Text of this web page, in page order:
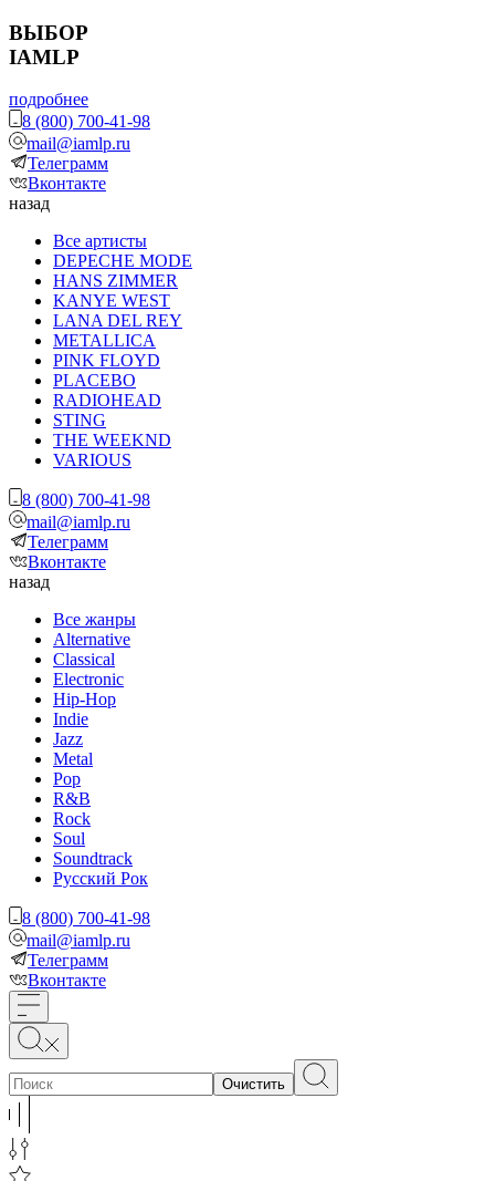
ВЫБОР
IAMLP
подробнее
8 (800) 700-41-98
mail@iamlp.ru
Телеграмм
Вконтакте
назад
Все артисты
DEPECHE MODE
HANS ZIMMER
KANYE WEST
LANA DEL REY
METALLICA
PINK FLOYD
PLACEBO
RADIOHEAD
STING
THE WEEKND
VARIOUS
8 (800) 700-41-98
mail@iamlp.ru
Телеграмм
Вконтакте
назад
Все жанры
Alternative
Classical
Electronic
Hip-Hop
Indie
Jazz
Metal
Pop
R&B
Rock
Soul
Soundtrack
Русский Рок
8 (800) 700-41-98
mail@iamlp.ru
Телеграмм
Вконтакте
Очистить